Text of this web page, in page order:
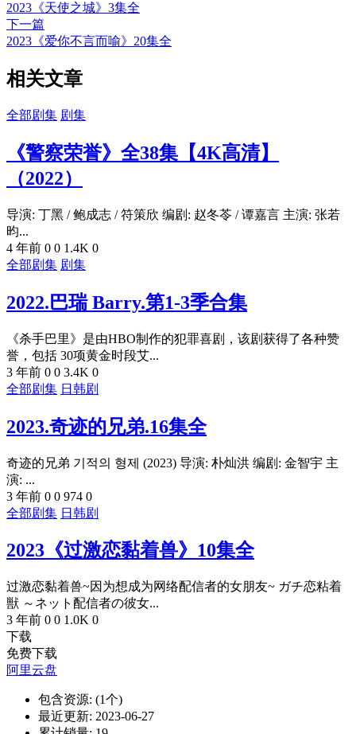
2023《天使之城》3集全
下一篇
2023《爱你不言而喻》20集全
相关文章
全部剧集 剧集
《警察荣誉》全38集【4K高清】
（2022）
导演: 丁黑 / 鲍成志 / 符策欣 编剧: 赵冬苓 / 谭嘉言 主演: 张若
昀...
4 年前 0 0 1.4K 0
全部剧集 剧集
2022.巴瑞 Barry.第1-3季合集
《杀手巴里》是由HBO制作的犯罪喜剧，该剧获得了各种赞
誉，包括 30项黄金时段艾...
3 年前 0 0 3.4K 0
全部剧集 日韩剧
2023.奇迹的兄弟.16集全
奇迹的兄弟 기적의 형제 (2023) 导演: 朴灿洪 编剧: 金智宇 主
演: ...
3 年前 0 0 974 0
全部剧集 日韩剧
2023《过激恋黏着兽》10集全
过激恋黏着兽~因为想成为网络配信者的女朋友~ ガチ恋粘着
獣 ～ネット配信者の彼女...
3 年前 0 0 1.0K 0
下载
免费下载
阿里云盘
包含资源: (1个)
最近更新: 2023-06-27